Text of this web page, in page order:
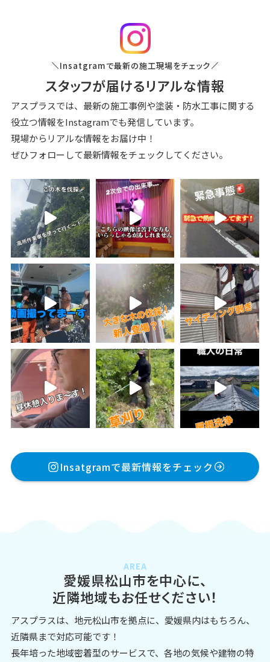
Insatgramで最新の施⼯現場をチェック
スタッフが届けるリアルな情報
アスプラスでは、最新の施⼯事例や塗装‧防⽔⼯事に関する
役⽴つ情報をInstagramでも発信しています。
現場からリアルな情報をお届け中！
ぜひフォローして最新情報をチェックしてください。
Insatgramで最新情報をチェック
AREA
愛媛県松山市を中心に、
近隣地域もお任せください！
アスプラスは、地元松山市を拠点に、愛媛県内はもちろん、
近隣県まで対応可能です！
長年培った地域密着型のサービスで、各地の気候や建物の特